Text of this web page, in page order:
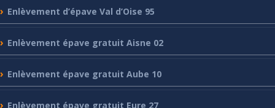
Enlèvement d’épave Val d’Oise 95
Enlèvement épave gratuit Aisne 02
Enlèvement épave gratuit Aube 10
Enlèvement épave gratuit Eure 27